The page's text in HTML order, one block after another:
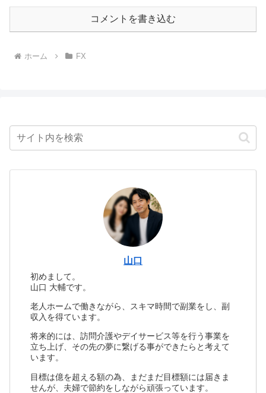
コメントを書き込む
ホーム FX
山口
初めまして。
山口 大輔です。
老人ホームで働きながら、スキマ時間で副業をし、副
収入を得ています。
将来的には、訪問介護やデイサービス等を行う事業を
立ち上げ、その先の夢に繋げる事ができたらと考えて
います。
目標は億を超える額の為、まだまだ目標額には届きま
せんが、夫婦で節約をしながら頑張っています。